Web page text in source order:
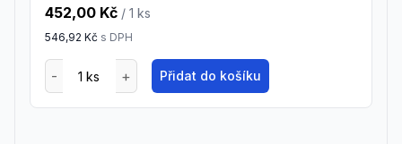
452,00 Kč / 1 ks
546,92 Kč s DPH
Přidat do košíku